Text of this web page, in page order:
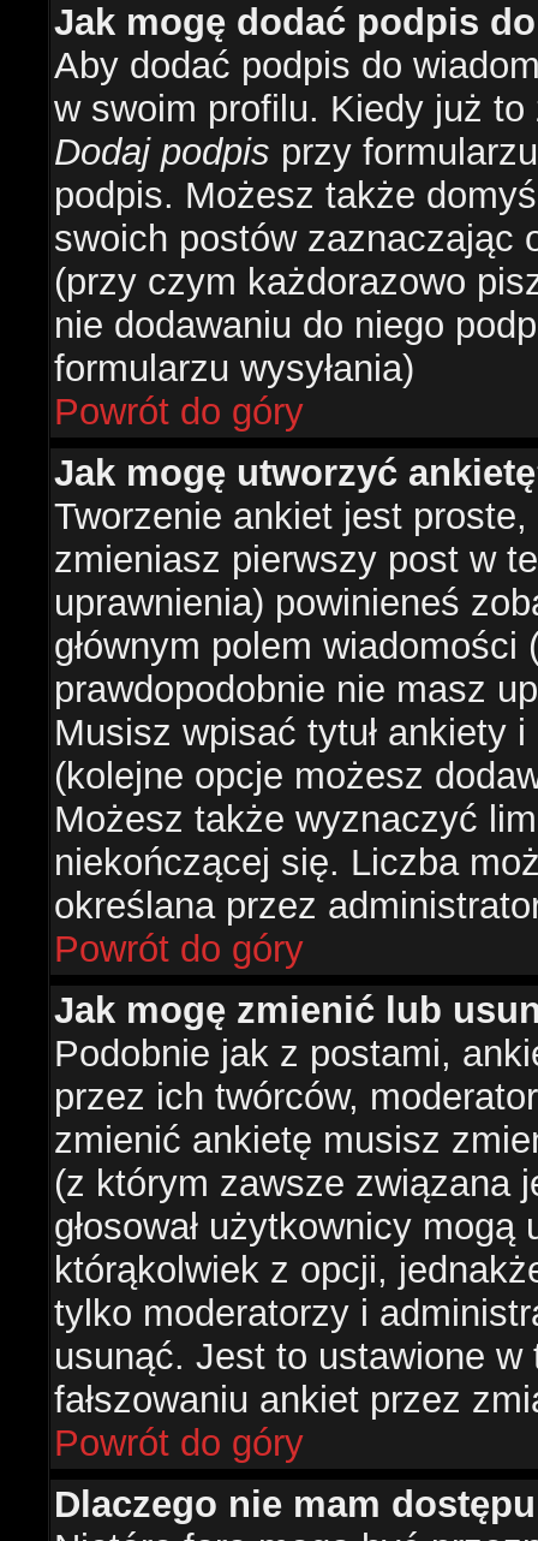
Jak mogę dodać podpis
Aby dodać podpis do
w swoim profilu. Kiedy już
Dodaj podpis przy
podpis. Możesz także
swoich postów zaznaczając
(przy czym każdorazowo
nie dodawaniu do niego
formularzu wysyłania)
Powrót do góry
Jak mogę utworzyć
Tworzenie ankiet jest
zmieniasz pierwszy post w
uprawnienia) powinieneś
głównym polem
prawdopodobnie nie masz
Musisz wpisać tytuł ankiety
(kolejne opcje możesz
Możesz także wyznaczyć
niekończącej się. Liczba
określana przez
Powrót do góry
Jak mogę zmienić lub
Podobnie jak z postami,
przez ich twórców,
zmienić ankietę musisz
(z którym zawsze związana
głosował użytkownicy
którąkolwiek z opcji,
tylko moderatorzy i
usunąć. Jest to ustawione
fałszowaniu ankiet przez
Powrót do góry
Dlaczego nie mam